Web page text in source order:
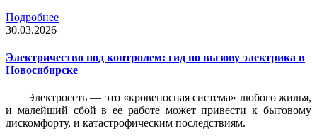
Подробнее
30.03.2026
Электричество под контролем: гид по вызову электрика в
Новосибирске
Электросеть — это «кровеносная система» любого жилья,
и малейший сбой в ее работе может привести к бытовому
дискомфорту, и катастрофическим последствиям.